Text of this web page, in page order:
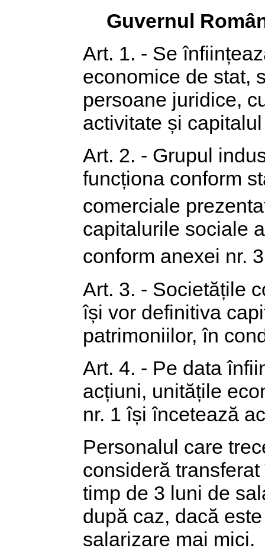
Guvernul
Art. 1. - Se
economice de stat,
persoane juridice,
activitate și
Art. 2. - Grupul
funcționa conform
comerciale
capitalurile sociale
conform anexei nr. 3
Art. 3. - Societățile
își vor definitiva
patrimoniilor, în
Art. 4. - Pe data
acțiuni, unitățile
nr. 1 își încetează
Personalul care
consideră
timp de 3 luni de
după caz, dacă
salarizare mai mici.